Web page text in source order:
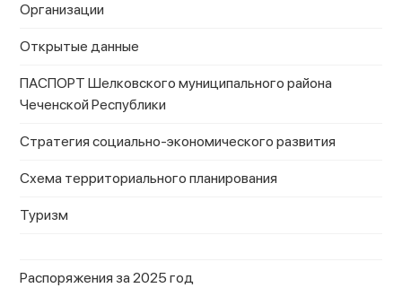
Организации
Открытые данные
ПАСПОРТ Шелковского муниципального района
Чеченской Республики
Стратегия социально-экономического развития
Схема территориального планирования
Туризм
Распоряжения за 2025 год